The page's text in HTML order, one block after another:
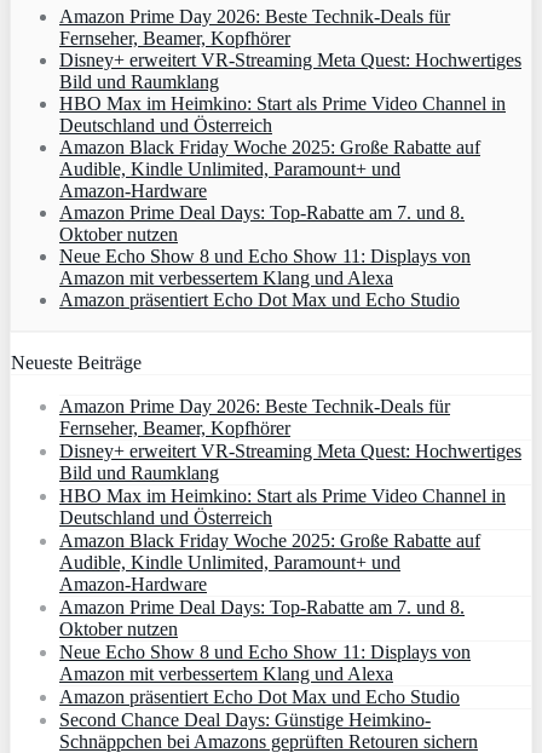
Amazon Prime Day 2026: Beste Technik-Deals für
Fernseher, Beamer, Kopfhörer
Disney+ erweitert VR‑Streaming Meta Quest: Hochwertiges
Bild und Raumklang
HBO Max im Heimkino: Start als Prime Video Channel in
Deutschland und Österreich
Amazon Black Friday Woche 2025: Große Rabatte auf
Audible, Kindle Unlimited, Paramount+ und
Amazon‑Hardware
Amazon Prime Deal Days: Top-Rabatte am 7. und 8.
Oktober nutzen
Neue Echo Show 8 und Echo Show 11: Displays von
Amazon mit verbessertem Klang und Alexa
Amazon präsentiert Echo Dot Max und Echo Studio
Neueste Beiträge
Amazon Prime Day 2026: Beste Technik-Deals für
Fernseher, Beamer, Kopfhörer
Disney+ erweitert VR‑Streaming Meta Quest: Hochwertiges
Bild und Raumklang
HBO Max im Heimkino: Start als Prime Video Channel in
Deutschland und Österreich
Amazon Black Friday Woche 2025: Große Rabatte auf
Audible, Kindle Unlimited, Paramount+ und
Amazon‑Hardware
Amazon Prime Deal Days: Top-Rabatte am 7. und 8.
Oktober nutzen
Neue Echo Show 8 und Echo Show 11: Displays von
Amazon mit verbessertem Klang und Alexa
Amazon präsentiert Echo Dot Max und Echo Studio
Second Chance Deal Days: Günstige Heimkino-
Schnäppchen bei Amazons geprüften Retouren sichern